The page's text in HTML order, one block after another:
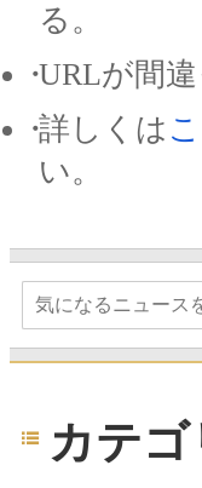
る。
URLが間違
詳しくは
い。
カテ